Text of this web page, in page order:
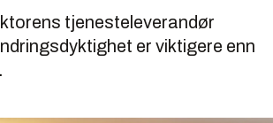
tjenesteleverandør
er viktigere enn